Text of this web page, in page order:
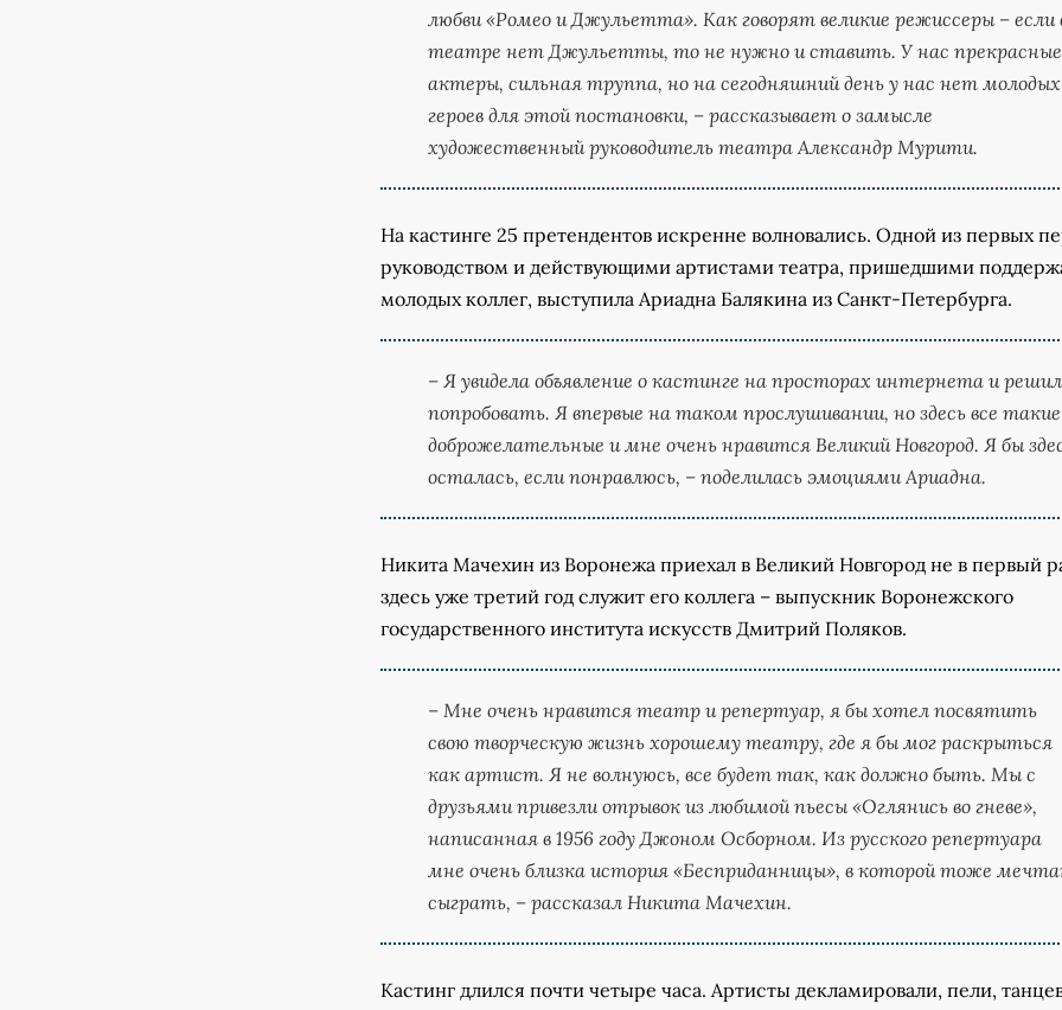
любви «Ромео и Джульетта». Как говорят великие режиссеры – если
театре нет Джульетты, то не нужно и ставить. У нас прекрасные
актеры, сильная труппа, но на сегодняшний день у нас нет молодых
героев для этой постановки, – рассказывает о замысле
художественный руководитель театра Александр Мурити.
На кастинге 25 претендентов искренне волновались. Одной из первых
руководством и действующими артистами театра, пришедшими
молодых коллег, выступила Ариадна Балякина из Санкт-Петербурга.
– Я увидела объявление о кастинге на просторах интернета и
попробовать. Я впервые на таком прослушивании, но здесь все такие
доброжелательные и мне очень нравится Великий Новгород. Я бы
осталась, если понравлюсь, – поделилась эмоциями Ариадна.
Никита Мачехин из Воронежа приехал в Великий Новгород не в первый
здесь уже третий год служит его коллега – выпускник Воронежского
государственного института искусств Дмитрий Поляков.
– Мне очень нравится театр и репертуар, я бы хотел посвятить
свою творческую жизнь хорошему театру, где я бы мог раскрыться
как артист. Я не волнуюсь, все будет так, как должно быть. Мы с
друзьями привезли отрывок из любимой пьесы «Оглянись во гневе»,
написанная в 1956 году Джоном Осборном. Из русского репертуара
мне очень близка история «Бесприданницы», в которой тоже
сыграть, – рассказал Никита Мачехин.
Кастинг длился почти четыре часа. Артисты декламировали, пели,